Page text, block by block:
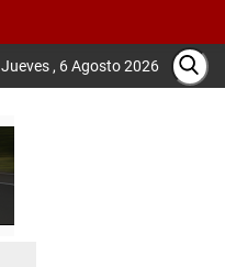
Jueves , 6 Agosto 2026